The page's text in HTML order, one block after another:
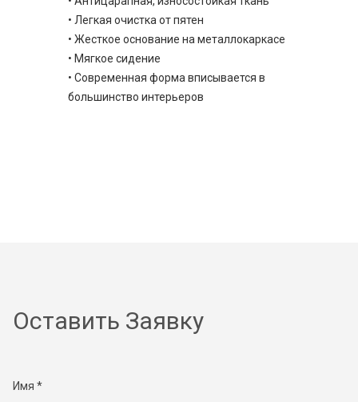
• Легкая очистка от пятен
• Жесткое основание на металлокаркасе
• Мягкое сидение
• Современная форма вписывается в
большинство интерьеров
Оставить Заявку